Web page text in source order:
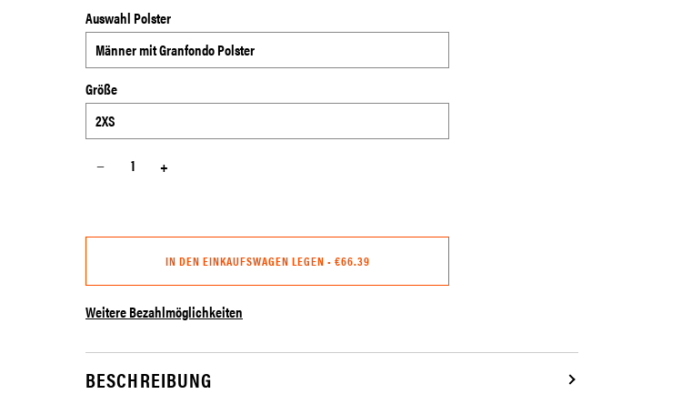
Auswahl Polster
Größe
− +
IN DEN EINKAUFSWAGEN LEGEN • €66.39
Weitere Bezahlmöglichkeiten
BESCHREIBUNG